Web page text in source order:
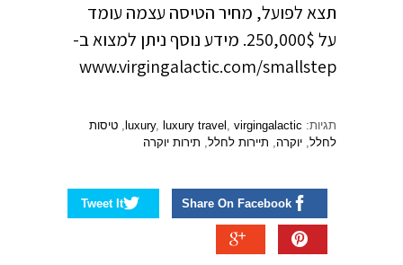
תצא לפועל, מחיר הטיסה עצמה עומד
על 250,000$. מידע נוסף ניתן למצוא ב-
www.virgingalactic.com/smallstep
תגיות: luxury, luxury travel , virgingalactic
, טיסות
לחלל, יוקרה, תיירות לחלל, תירות יוקרה
Share On Facebook
Tweet It